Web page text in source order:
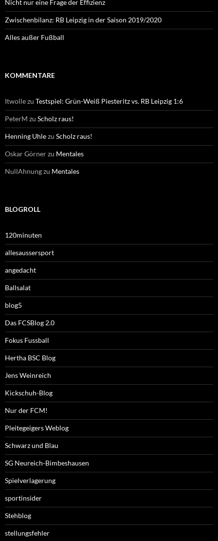
Nicht nur eine Frage der Effizienz
Zwischenbilanz: RB Leipzig in der Saison 2019/2020
Alles außer Fußball
KOMMENTARE
Itwollezu Testspiel: Grün-Weiß Piesteritz vs. RB Leipzig 1:6
PeterM zu Scholz raus!
Henning Uhlezu Scholz raus!
Oskar Görnerzu Mentales
NullAhnungzu Mentales
BLOGROLL
120minuten
allesaussersport
angedacht
Ballsalat
blog5
Das FCSBlog 2.0
Fokus Fussball
Hertha BSC Blog
Jens Weinreich
Kickschuh-Blog
Nur der FCM!
Pleitegeigers Weblog
Schwarz und Blau
SG Neureich-Bimbeshausen
Spielverlagerung
sportinsider
Stehblog
stellungsfehler